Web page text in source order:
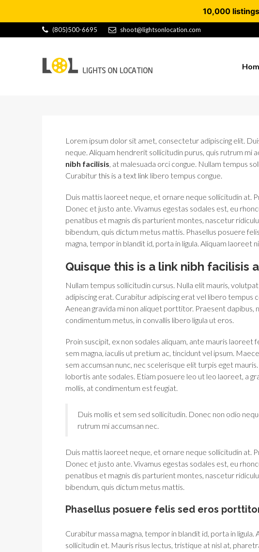
10,000
(805)500-6695 shoot@lightsonlocation.com
Lorem ipsum dolor sit amet, consectetur adipiscing elit.
neque. Aliquam hendrerit sollicitudin purus, quis rutrum mi
nibh facilisis, at malesuada orci congue. Nullam tempus
Curabiturthis is a text link libero tempus congue.
Duis mattis laoreet neque, et ornare neque sollicitudin at.
Donec et justo ante. Vivamus egestas sodales est, eu
penatibus et magnis dis parturient montes, nascetur
bibendum, quis dictum metus mattis. Phasellus posuere
magna, tempor in blandit id, porta in ligula. Aliquam laoreet
Quisque this is a link nibh facilisis
Nullam tempus sollicitudin cursus. Nulla elit mauris,
adipiscing erat. Curabitur adipiscing erat vel libero tempus
Aenean gravida mi non aliquet porttitor. Praesent dapibus,
condimentum metus, in convallis libero ligula ut eros.
Proin suscipit, ex non sodales aliquam, ante mauris laoreet
sem magna, iaculis ut pretium ac, tincidunt vel ipsum.
sem accumsan nunc, nec scelerisque elit turpis eget
lobortis ante sodales. Etiam posuere leo ut leo laoreet, a
mollis, at condimentum est feugiat.
Duis mollis et sem sed sollicitudin. Donec non odio
rutrum mi accumsan nec.
Duis mattis laoreet neque, et ornare neque sollicitudin at.
Donec et justo ante. Vivamus egestas sodales est, eu
penatibus et magnis dis parturient montes, nascetur
bibendum, quis dictum metus mattis.
Phasellus posuere felis sed eros
Curabitur massa magna, tempor in blandit id, porta in
sollicitudin et. Mauris risus lectus, tristique at nisl at,